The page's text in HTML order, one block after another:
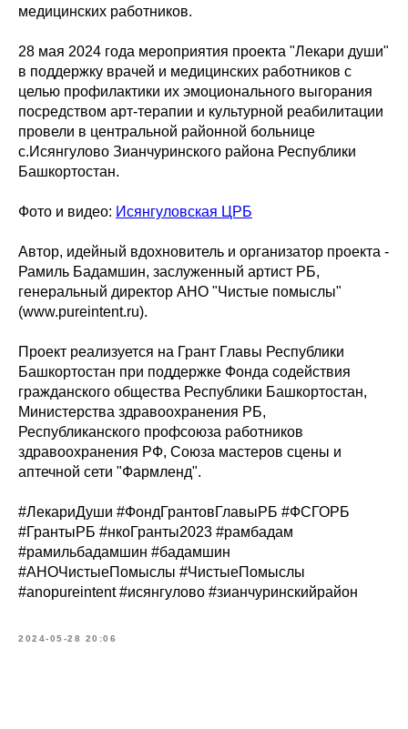
медицинских работников.
28 мая 2024 года мероприятия проекта "Лекари души"
в поддержку врачей и медицинских работников с
целью профилактики их эмоционального выгорания
посредством арт-терапии и культурной реабилитации
провели в центральной районной больнице
с.Исянгулово Зианчуринского района Республики
Башкортостан.
Фото и видео: Исянгуловская ЦРБ
Автор, идейный вдохновитель и организатор проекта -
Рамиль Бадамшин, заслуженный артист РБ,
генеральный директор АНО "Чистые помыслы"
(www.pureintent.ru).
Проект реализуется на Грант Главы Республики
Башкортостан при поддержке Фонда содействия
гражданского общества Республики Башкортостан,
Министерства здравоохранения РБ,
Республиканского профсоюза работников
здравоохранения РФ, Союза мастеров сцены и
аптечной сети "Фармленд".
#ЛекариДуши #ФондГрантовГлавыРБ #ФСГОРБ
#ГрантыРБ #нкоГранты2023 #рамбадам
#рамильбадамшин #бадамшин
#АНОЧистыеПомыслы #ЧистыеПомыслы
#anopureintent #исянгулово #зианчуринскийрайон
2024-05-28 20:06